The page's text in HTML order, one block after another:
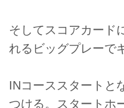
そしてスコアカード
れるビッグプレーで
INコーススタートと
つける。スタートホ